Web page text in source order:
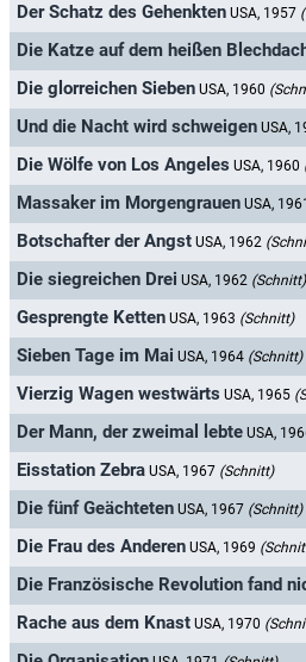
Der Schatz des Gehenkten USA, 1957
Die Katze auf dem heißen
Die glorreichen Sieben USA, 1960
Und die Nacht wird schweigen USA,
Die Wölfe von Los Angeles USA, 1960
Massaker im Morgengrauen USA, 1961
Botschafter der Angst USA, 1962
Die siegreichen Drei USA, 1962 (Schnitt)
Gesprengte Ketten USA, 1963 (Schnitt)
Sieben Tage im Mai USA, 1964 (Schnitt)
Vierzig Wagen westwärts USA, 1965
Der Mann, der zweimal lebte USA,
Eisstation Zebra USA, 1967 (Schnitt)
Die fünf Geächteten USA, 1967 (Schnitt)
Die Frau des Anderen USA, 1969
Die Französische Revolution fand
Rache aus dem Knast USA, 1970